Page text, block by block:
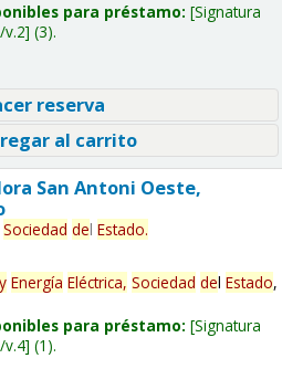
para préstamo: Signatura
(3).
reserva
al carrito
San Antoni Oeste,
Sociedad del Estado.
y Energía Eléctrica, Sociedad del Estado,
para préstamo: Signatura
v.4 (1).